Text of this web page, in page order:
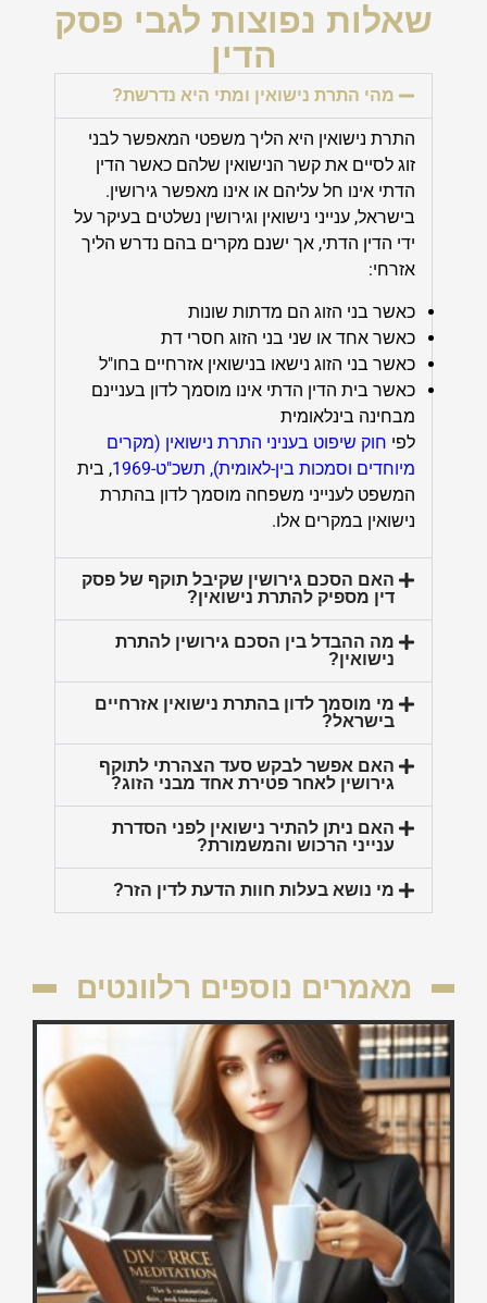
שאלות נפוצות לגבי פסק
הדין
מהי התרת נישואין ומתי היא נדרשת?
התרת נישואין היא הליך משפטי המאפשר לבני
זוג לסיים את קשר הנישואין שלהם כאשר הדין
הדתי אינו חל עליהם או אינו מאפשר גירושין.
בישראל, ענייני נישואין וגירושין נשלטים בעיקר על
ידי הדין הדתי, אך ישנם מקרים בהם נדרש הליך
אזרחי:
כאשר בני הזוג הם מדתות שונות
כאשר אחד או שני בני הזוג חסרי דת
כאשר בני הזוג נישאו בנישואין אזרחיים בחו"ל
כאשר בית הדין הדתי אינו מוסמך לדון בעניינם
מבחינה בינלאומית
לפי חוק שיפוט בעניני התרת נישואין (מקרים
מיוחדים וסמכות בין-לאומית), תשכ"ט-1969
, בית
המשפט לענייני משפחה מוסמך לדון בהתרת
נישואין במקרים אלו.
האם הסכם גירושין שקיבל תוקף של פסק
דין מספיק להתרת נישואין?
מה ההבדל בין הסכם גירושין להתרת
נישואין?
מי מוסמך לדון בהתרת נישואין אזרחיים
בישראל?
האם אפשר לבקש סעד הצהרתי לתוקף
גירושין לאחר פטירת אחד מבני הזוג?
האם ניתן להתיר נישואין לפני הסדרת
ענייני הרכוש והמשמורת?
מי נושא בעלות חוות הדעת לדין הזר?
מאמרים נוספים רלוונטים